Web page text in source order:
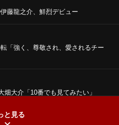
藤龍之介、鮮烈デビュー
「強く、尊敬され、愛されるチー
畑大介「10番でも見てみたい」
と見る